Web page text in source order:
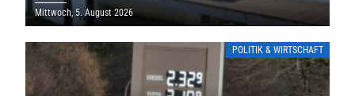
Mittwoch, 5. August 2026
POLITIK & WIRTSCHAFT